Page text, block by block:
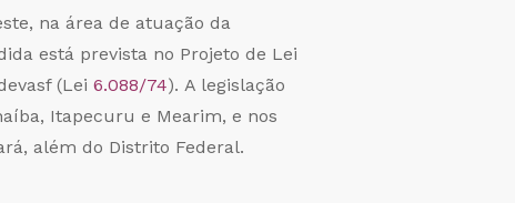
na área de atuação da
está prevista no Projeto de Lei
(Lei 6.088/74). A legislação
Itapecuru e Mearim, e nos
além do Distrito Federal.